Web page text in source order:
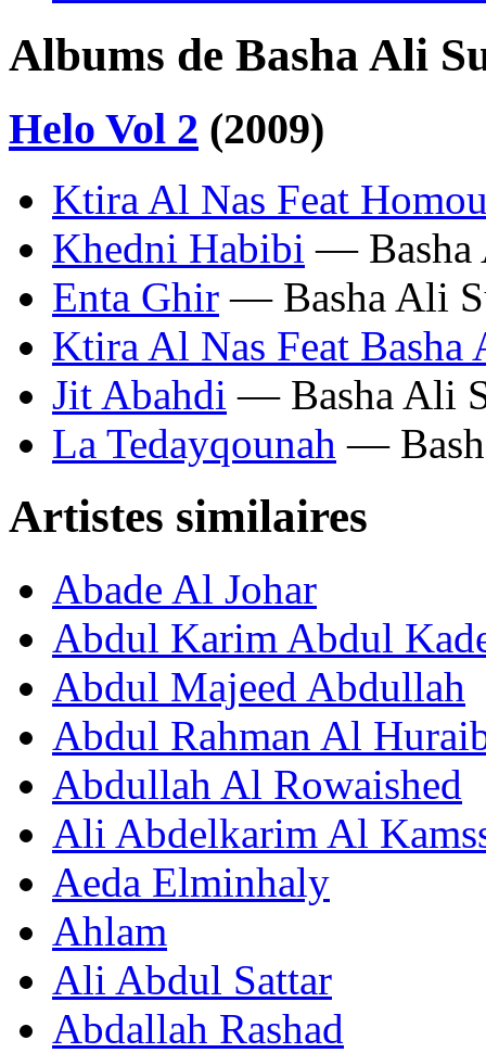
Albums de Basha Ali
Helo Vol 2 (2009)
Ktira Al Nas Feat
Khedni Habibi — Basha
Enta Ghir — Basha Ali
Ktira Al Nas Feat Basha
Jit Abahdi — Basha Ali
La Tedayqounah —
Artistes similaires
Abade Al Johar
Abdul Karim Abdul
Abdul Majeed Abdullah
Abdul Rahman Al
Abdullah Al Rowaished
Ali Abdelkarim Al
Aeda Elminhaly
Ahlam
Ali Abdul Sattar
Abdallah Rashad